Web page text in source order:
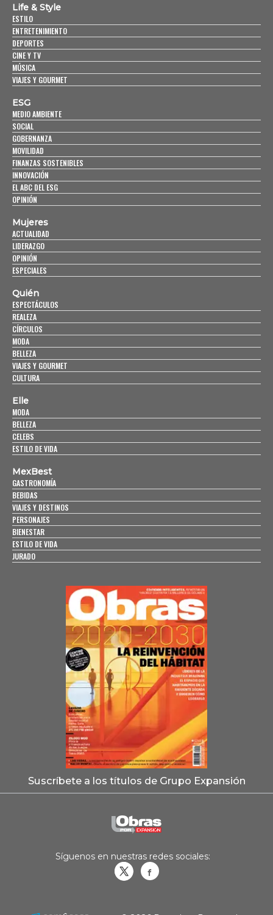
Life & Style
ESTILO
ENTRETENIMIENTO
DEPORTES
CINE Y TV
MÚSICA
VIAJES Y GOURMET
ESG
MEDIO AMBIENTE
SOCIAL
GOBERNANZA
MOVILIDAD
FINANZAS SOSTENIBLES
INNOVACIÓN
EL ABC DEL ESG
OPINIÓN
Mujeres
ACTUALIDAD
LIDERAZGO
OPINIÓN
ESPECIALES
Quién
ESPECTÁCULOS
REALEZA
CÍRCULOS
MODA
BELLEZA
VIAJES Y GOURMET
CULTURA
Elle
MODA
BELLEZA
CELEBS
ESTILO DE VIDA
MexBest
GASTRONOMÍA
BEBIDAS
VIAJES Y DESTINOS
PERSONAJES
BIENESTAR
ESTILO DE VIDA
JURADO
Suscríbete a los títulos de Grupo Expansión
Síguenos en nuestras redes sociales: